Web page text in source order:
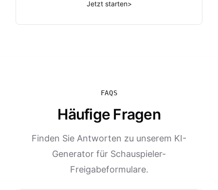
Jetzt starten>
FAQS
Häufige Fragen
Finden Sie Antworten zu unserem KI-
Generator für Schauspieler-
Freigabeformulare.